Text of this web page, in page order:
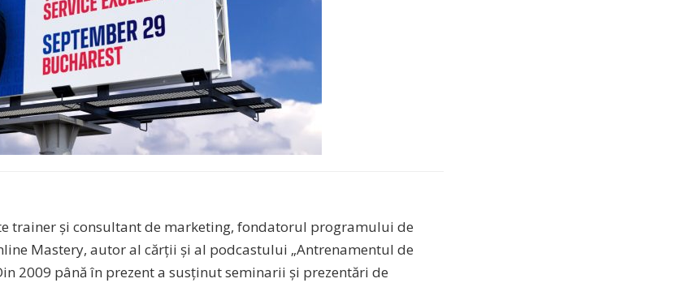
trainer și consultant de marketing, fondatorul programului de
Mastery, autor al cărții și al podcastului „Antrenamentul de
2009 până în prezent a susținut seminarii și prezentări de